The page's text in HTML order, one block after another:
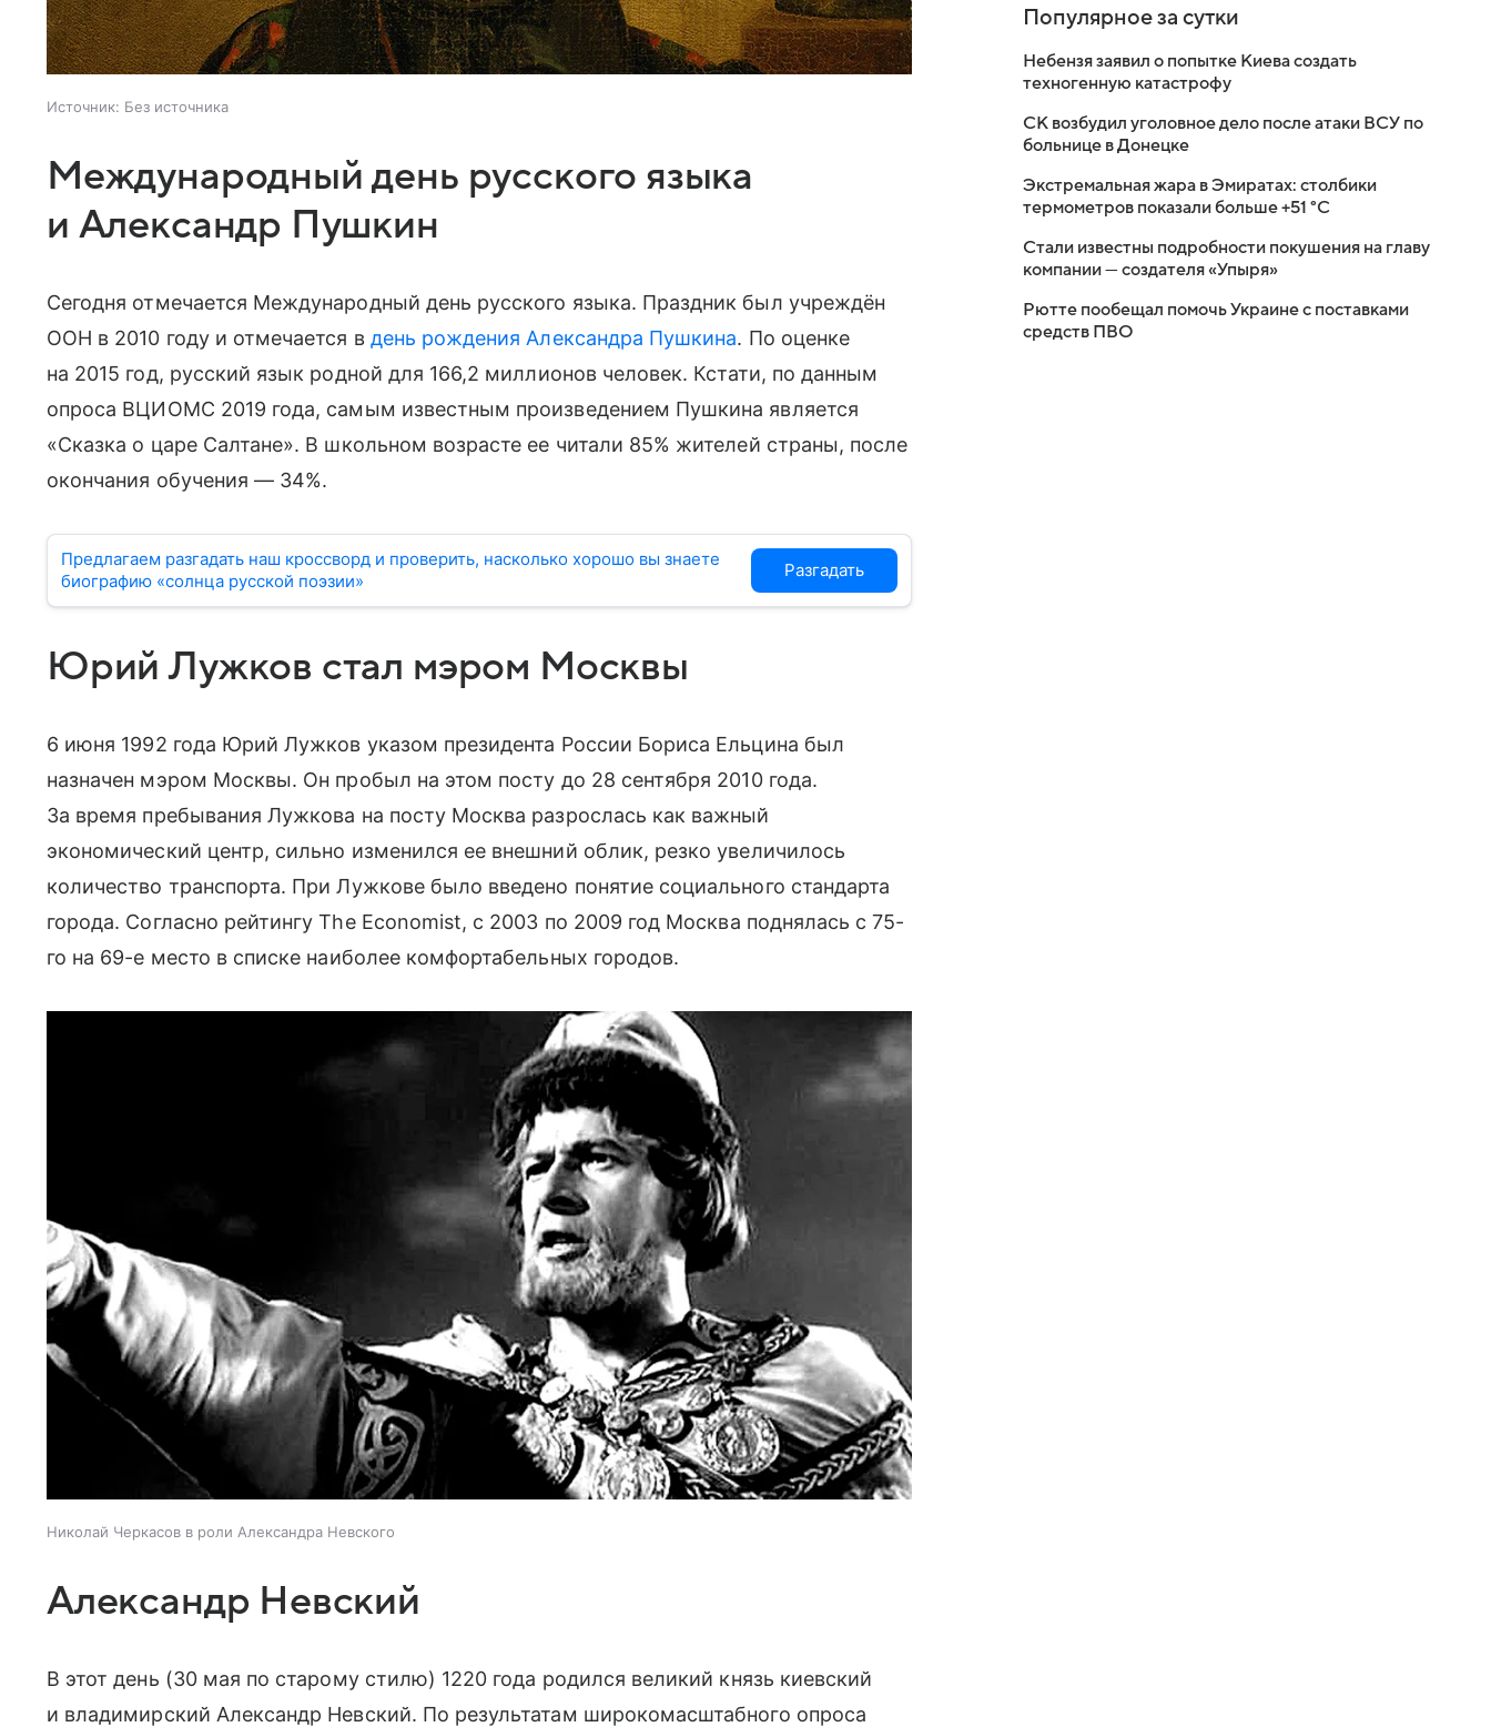
Источник: Без источника
Международный день русского языка
и Александр Пушкин
Сегодня отмечается Международный день русского языка. Праздник был учреждён
ООН в 2010 году и отмечается в день рождения Александра Пушкина. По оценке
на 2015 год, русский язык родной для 166,2 миллионов человек. Кстати, по данным
опроса ВЦИОМС 2019 года, самым известным произведением Пушкина является
«Сказка о царе Салтане». В школьном возрасте ее читали 85% жителей страны, после
окончания обучения — 34%.
Предлагаем разгадать наш кроссворд и проверить, насколько хорошо вы знаете
биографию «солнца русской поэзии»
Разгадать
Юрий Лужков стал мэром Москвы
6 июня 1992 года Юрий Лужков указом президента России Бориса Ельцина был
назначен мэром Москвы. Он пробыл на этом посту до 28 сентября 2010 года.
За время пребывания Лужкова на посту Москва разрослась как важный
экономический центр, сильно изменился ее внешний облик, резко увеличилось
количество транспорта. При Лужкове было введено понятие социального стандарта
города. Согласно рейтингу The Economist, с 2003 по 2009 год Москва поднялась с 75-
го на 69-е место в списке наиболее комфортабельных городов.
Николай Черкасов в роли Александра Невского
Александр Невский
В этот день (30 мая по старому стилю) 1220 года родился великий князь киевский
и владимирский Александр Невский. По результатам широкомасштабного опроса
Популярное за сутки
Небензя заявил о попытке Киева создать
техногенную катастрофу
СК возбудил уголовное дело после атаки ВСУ по
больнице в Донецке
Экстремальная жара в Эмиратах: столбики
термометров показали больше +51 °C
Стали известны подробности покушения на главу
компании — создателя «Упыря»
Рютте пообещал помочь Украине с поставками
средств ПВО